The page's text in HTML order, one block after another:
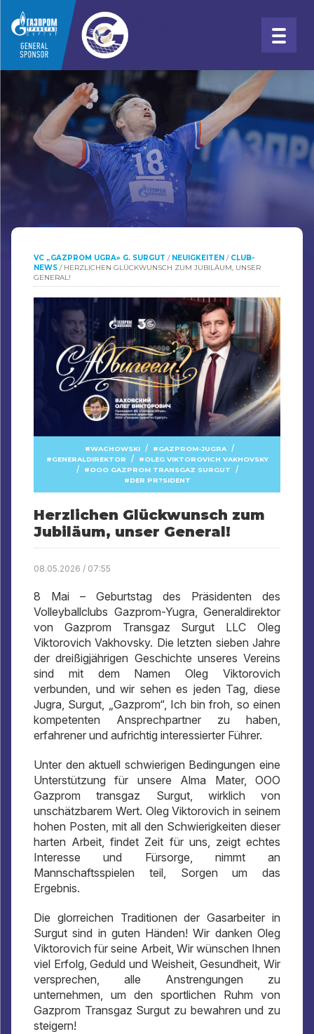
VC „GAZPROM UGRA» G. SURGUT / NEUIGKEITEN / CLUB-
NEWS / HERZLICHEN GLÜCKWUNSCH ZUM JUBILÄUM, UNSER
GENERAL!
WACHOWSKI / GAZPROM-JUGRA /
GENERALDIREKTOR / OLEG VIKTOROVICH VAKHOVSKY
/ OOO GAZPROM TRANSGAZ SURGUT /
DER PR?SIDENT
Herzlichen Glückwunsch zum
Jubiläum, unser General!
08.05.2026 / 07:55
8 Mai – Geburtstag des Präsidenten des
Volleyballclubs Gazprom-Yugra, Generaldirektor
von Gazprom Transgaz Surgut LLC Oleg
Viktorovich Vakhovsky. Die letzten sieben Jahre
der dreißigjährigen Geschichte unseres Vereins
sind mit dem Namen Oleg Viktorovich
verbunden, und wir sehen es jeden Tag, diese
Jugra, Surgut, „Gazprom“, Ich bin froh, so einen
kompetenten Ansprechpartner zu haben,
erfahrener und aufrichtig interessierter Führer.
Unter den aktuell schwierigen Bedingungen eine
Unterstützung für unsere Alma Mater, OOO
Gazprom transgaz Surgut, wirklich von
unschätzbarem Wert. Oleg Viktorovich in seinem
hohen Posten, mit all den Schwierigkeiten dieser
harten Arbeit, findet Zeit für uns, zeigt echtes
Interesse und Fürsorge, nimmt an
Mannschaftsspielen teil, Sorgen um das
Ergebnis.
Die glorreichen Traditionen der Gasarbeiter in
Surgut sind in guten Händen! Wir danken Oleg
Viktorovich für seine Arbeit, Wir wünschen Ihnen
viel Erfolg, Geduld und Weisheit, Gesundheit, Wir
versprechen, alle Anstrengungen zu
unternehmen, um den sportlichen Ruhm von
Gazprom Transgaz Surgut zu bewahren und zu
steigern!